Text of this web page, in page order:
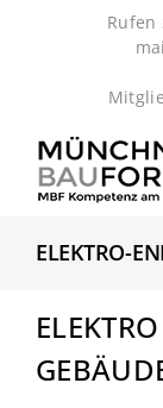
Rufen
ELEKTRO-